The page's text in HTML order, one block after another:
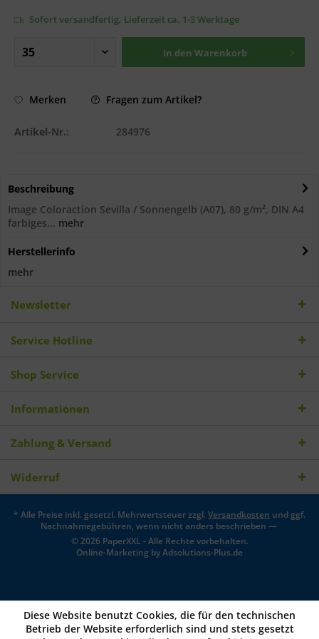
Sofort versandfertig, Lieferzeit ca. 1-3 Werktage
In den Warenkorb
Merken Fragen zum Artikel?
Artikel-Nr.: 284976
Beschreibung
Image Coloraction Sevilla / Sonnengelb (A07), 80 g/m², DIN A4
farbiges... mehr
Herstellerinfo
mehr
Newsletter
Service Hotline
Shop Service
Informationen
Zahlung & Versand
Widerruf
* Alle Preise inkl. gesetzl. Mehrwertsteuer zzgl.Versandkosten und ggf.
Nachnahmegebühren, wenn nicht anders beschrieben —
© 2026 PaperXXL - Alle Rechte vorbehalten.
Online-Marketing byAdsolutions-Plus.de
Diese Website benutzt Cookies, die für den technischen
Betrieb der Website erforderlich sind und stets gesetzt